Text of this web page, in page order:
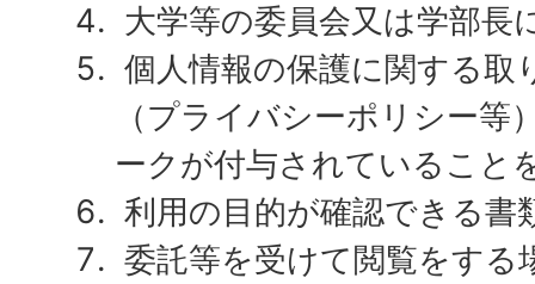
大学等の委員会又は学部長
個人情報の保護に関する取
（プライバシーポリシー
ークが付与されていること
利用の目的が確認できる書
委託等を受けて閲覧をする